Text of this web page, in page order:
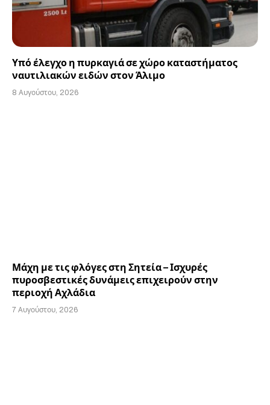
Υπό έλεγχο η πυρκαγιά σε χώρο καταστήματος
ναυτιλιακών ειδών στον Άλιμο
8 Αυγούστου, 2026
Μάχη με τις φλόγες στη Σητεία – Ισχυρές
πυροσβεστικές δυνάμεις επιχειρούν στην
περιοχή Αχλάδια
7 Αυγούστου, 2026